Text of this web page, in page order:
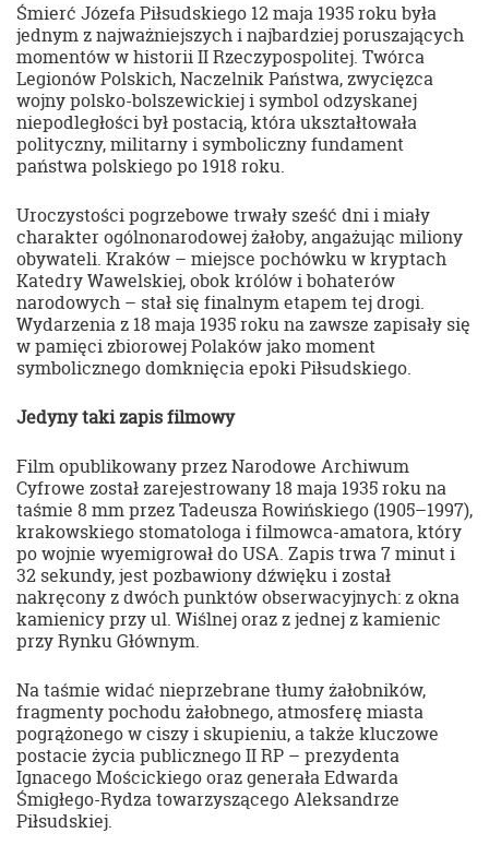
Śmierć Józefa Piłsudskiego 12 maja 1935 roku była
jednym z najważniejszych i najbardziej poruszających
momentów w historii II Rzeczypospolitej. Twórca
Legionów Polskich, Naczelnik Państwa, zwycięzca
wojny polsko-bolszewickiej i symbol odzyskanej
niepodległości był postacią, która ukształtowała
polityczny, militarny i symboliczny fundament
państwa polskiego po 1918 roku.
Uroczystości pogrzebowe trwały sześć dni i miały
charakter ogólnonarodowej żałoby, angażując miliony
obywateli. Kraków – miejsce pochówku w kryptach
Katedry Wawelskiej, obok królów i bohaterów
narodowych – stał się finalnym etapem tej drogi.
Wydarzenia z 18 maja 1935 roku na zawsze zapisały się
w pamięci zbiorowej Polaków jako moment
symbolicznego domknięcia epoki Piłsudskiego.
Jedyny taki zapis filmowy
Film opublikowany przez Narodowe Archiwum
Cyfrowe został zarejestrowany 18 maja 1935 roku na
taśmie 8 mm przez Tadeusza Rowińskiego (1905–1997),
krakowskiego stomatologa i filmowca-amatora, który
po wojnie wyemigrował do USA. Zapis trwa 7 minut i
32 sekundy, jest pozbawiony dźwięku i został
nakręcony z dwóch punktów obserwacyjnych: z okna
kamienicy przy ul. Wiślnej oraz z jednej z kamienic
przy Rynku Głównym.
Na taśmie widać nieprzebrane tłumy żałobników,
fragmenty pochodu żałobnego, atmosferę miasta
pogrążonego w ciszy i skupieniu, a także kluczowe
postacie życia publicznego II RP – prezydenta
Ignacego Mościckiego oraz generała Edwarda
Śmigłego-Rydza towarzyszącego Aleksandrze
Piłsudskiej.